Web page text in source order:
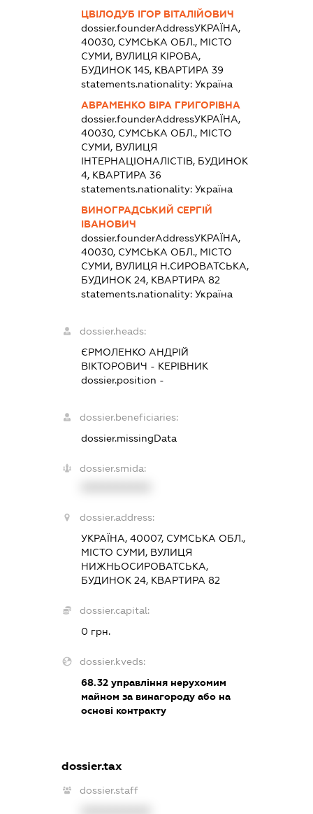
ЦВІЛОДУБ ІГОР ВІТАЛІЙОВИЧ
dossier.founderAddressУКРАЇНА,
40030, СУМСЬКА ОБЛ., МІСТО
СУМИ, ВУЛИЦЯ КІРОВА,
БУДИНОК 145, КВАРТИРА 39
statements.nationality: Україна
АВРАМЕНКО ВІРА ГРИГОРІВНА
dossier.founderAddressУКРАЇНА,
40030, СУМСЬКА ОБЛ., МІСТО
СУМИ, ВУЛИЦЯ
ІНТЕРНАЦІОНАЛІСТІВ, БУДИНОК
4, КВАРТИРА 36
statements.nationality: Україна
ВИНОГРАДСЬКИЙ СЕРГІЙ
ІВАНОВИЧ
dossier.founderAddressУКРАЇНА,
40030, СУМСЬКА ОБЛ., МІСТО
СУМИ, ВУЛИЦЯ Н.СИРОВАТСЬКА,
БУДИНОК 24, КВАРТИРА 82
statements.nationality: Україна
dossier.heads:
ЄРМОЛЕНКО АНДРІЙ
ВІКТОРОВИЧ - КЕРІВНИК
dossier.position -
dossier.beneficiaries:
dossier.missingData
dossier.smida:
dossier.address:
УКРАЇНА, 40007, СУМСЬКА ОБЛ.,
МІСТО СУМИ, ВУЛИЦЯ
НИЖНЬОСИРОВАТСЬКА,
БУДИНОК 24, КВАРТИРА 82
dossier.capital:
0 грн.
dossier.kveds:
68.32управління нерухомим
майном за винагороду або на
основі контракту
dossier.tax
dossier.staff